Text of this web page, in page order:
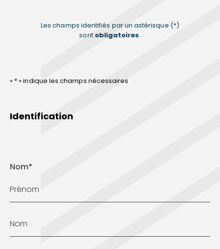
Les champs identifiés par un astérisque (*)
sont obligatoires.
« * » indique les champs nécessaires
Identification
Nom*
Prénom
Nom